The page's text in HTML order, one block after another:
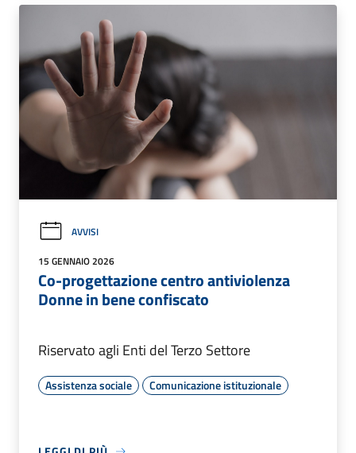
AVVISI
15 GENNAIO 2026
Co-progettazione centro antiviolenza
Donne in bene confiscato
Riservato agli Enti del Terzo Settore
Assistenza sociale Comunicazione istituzionale